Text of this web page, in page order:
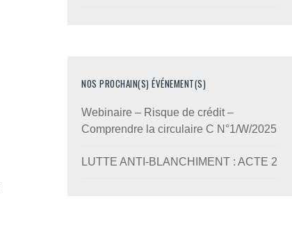
NOS PROCHAIN(S) ÉVÉNEMENT(S)
Webinaire – Risque de crédit –
Comprendre la circulaire C N°1/W/2025
LUTTE ANTI-BLANCHIMENT : ACTE 2